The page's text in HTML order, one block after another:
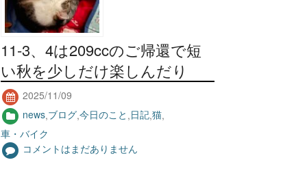
11-3、4は209ccのご帰還で短
い秋を少しだけ楽しんだり
2025/11/09
news,ブログ,今日のこと ,日記,猫,
車・バイク
コメントはまだありません